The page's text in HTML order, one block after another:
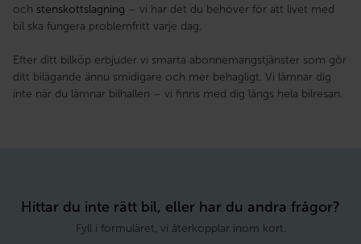
och stenskottslagning – vi har det du behöver för att livet med
bil ska fungera problemfritt varje dag.
Efter ditt bilköp erbjuder vi smarta abonnemangstjänster som gör
ditt bilägande ännu smidigare och mer behagligt. Vi lämnar dig
inte när du lämnar bilhallen – vi finns med dig längs hela bilresan.
Hittar du inte rätt bil, eller har du andra frågor?
Fyll i formuläret, vi återkopplar inom kort.